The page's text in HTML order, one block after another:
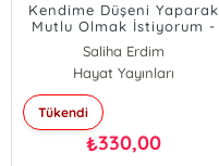
Kendime Düşeni Yaparak
Mutlu Olmak İstiyorum -
Aile İçi İletişimin Temelleri
3
Saliha Erdim
Hayat Yayınları
Tükendi
₺330,00